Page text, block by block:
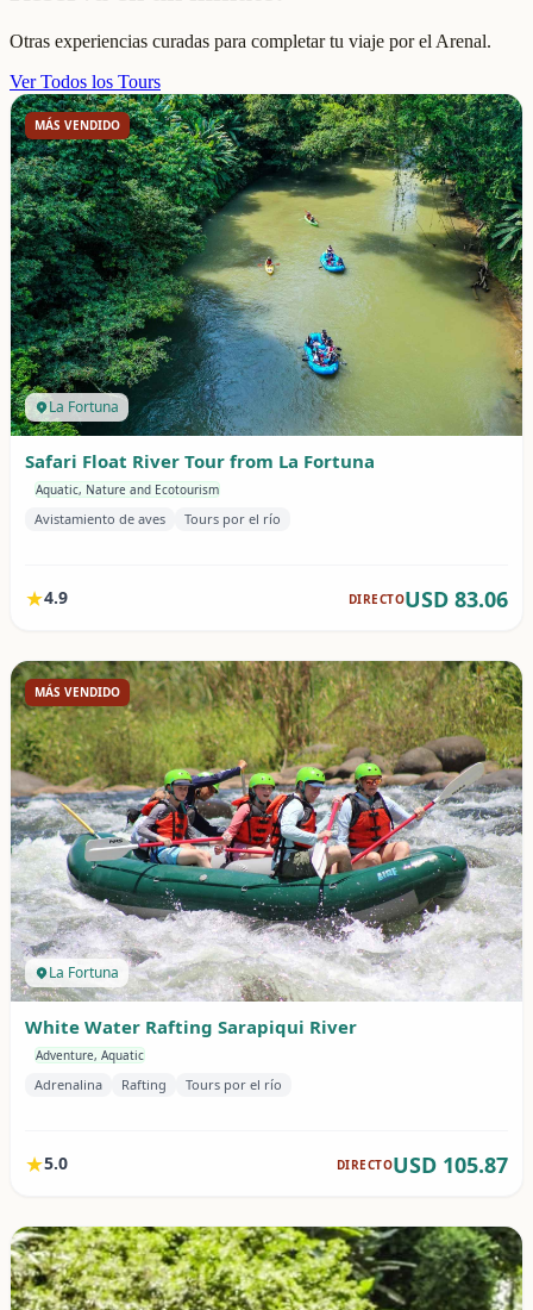
Otras experiencias curadas para completar tu viaje por el Arenal.
Ver Todos los Tours